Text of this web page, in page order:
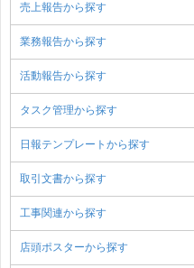
売上報告から探す
業務報告から探す
活動報告から探す
タスク管理から探す
日報テンプレートから探す
取引文書から探す
工事関連から探す
店頭ポスターから探す